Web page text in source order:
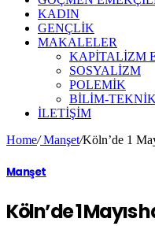
KADIN
GENÇLİK
MAKALELER
KAPİTALİZM
SOSYALİZM
POLEMİK
BİLİM-TEKNİK
ILETIŞIM
Home/Manşet/Köln’de 1
Manşet
Köln’de 1 Mayıs